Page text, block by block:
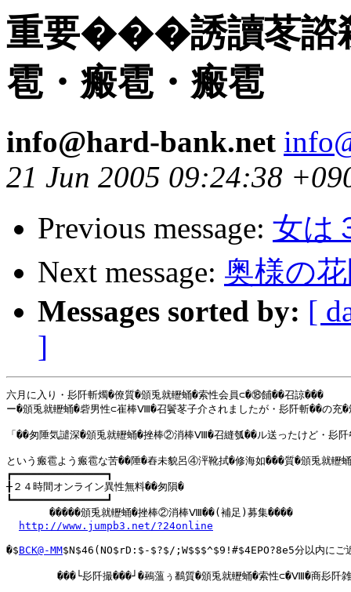
重要���誘讀苳諮
雹・瘢雹・瘢雹
info@hard-bank.net
21 Jun 2005 09:24:38
Previous message: 女は
Next message: 奥様の
Messages sorted by: [
]
六月に入り・髟阡斬燭�僚質�頒兎就轣蛹�索性会員⊂�⑱餔��召諒���
ー�頒兎就轣蛹�砦男性⊂崔棒Ⅷ�召鬢苳子介されましたが・髟阡斬��の
「��匆陲気譴深�頒兎就轣蛹�挫棒②消棒Ⅷ�召縫瓠��ル送ったけど・髟
という瘢雹よう瘢雹な苦��陲�舂未貌呂④泙靴拭�修海如���質�頒兎就
┏━━━━━━━━━━━━━━━┓
╂２４時間オンライン異性無料��匆隕�
┗━━━━━━━━━━━━━━━┛
  　　　�����頒兎就轣蛹�挫棒②消棒Ⅷ��(補足)募集����
http://www.jumpb3.net/?24online
�$BCK@-MM$N$46(NO$rD:$-$?$/;W$$$^$9!#$4EPO?8e5分以内にご
���└髟阡撮���┘�鵐薀ぅ鷭質�頒兎就轣蛹�索性⊂�Ⅷ�商髟阡雑